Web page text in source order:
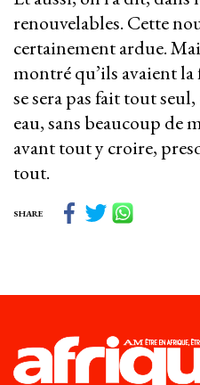
renouvelables. Cette
certainement ardue.
montré qu’ils avaient
se sera pas fait tout
eau, sans beaucoup de
avant tout y croire,
tout.
SHARE